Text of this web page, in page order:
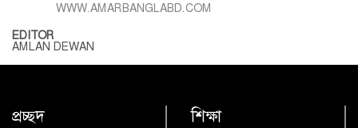
WWW.AMARBANGLABD.COM
EDITOR
AMLAN DEWAN
প্রচ্ছদ শিক্ষা